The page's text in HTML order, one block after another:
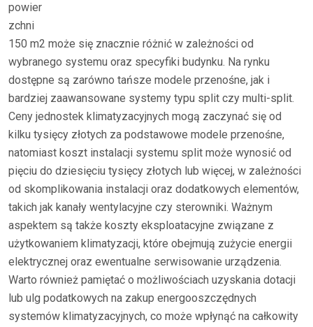
powier
zchni
150 m2 może się znacznie różnić w zależności od
wybranego systemu oraz specyfiki budynku. Na rynku
dostępne są zarówno tańsze modele przenośne, jak i
bardziej zaawansowane systemy typu split czy multi-split.
Ceny jednostek klimatyzacyjnych mogą zaczynać się od
kilku tysięcy złotych za podstawowe modele przenośne,
natomiast koszt instalacji systemu split może wynosić od
pięciu do dziesięciu tysięcy złotych lub więcej, w zależności
od skomplikowania instalacji oraz dodatkowych elementów,
takich jak kanały wentylacyjne czy sterowniki. Ważnym
aspektem są także koszty eksploatacyjne związane z
użytkowaniem klimatyzacji, które obejmują zużycie energii
elektrycznej oraz ewentualne serwisowanie urządzenia.
Warto również pamiętać o możliwościach uzyskania dotacji
lub ulg podatkowych na zakup energooszczędnych
systemów klimatyzacyjnych, co może wpłynąć na całkowity